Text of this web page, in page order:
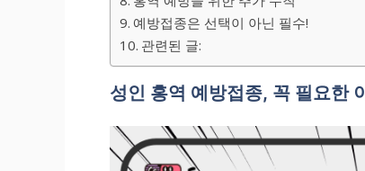
예방접종은 선택이 아닌 필수!
관련된 글:
성인 홍역 예방접종, 꼭 필요한